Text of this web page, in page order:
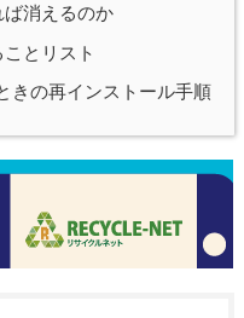
消えるのか
とリスト
きの再インストール手順